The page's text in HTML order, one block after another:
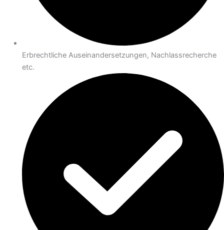
Erbrechtliche Auseinandersetzungen, Nachlassrecherche
etc.